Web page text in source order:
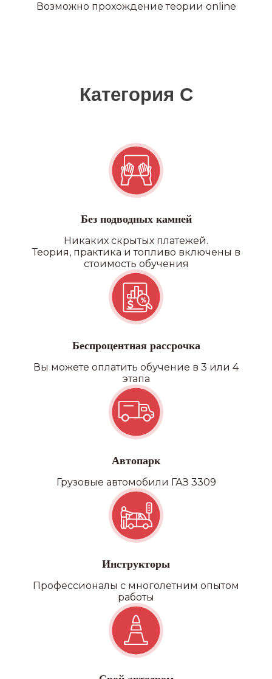
Возможно прохождение теории online
Без подводных камней
Никаких скрытых платежей.
Теория, практика и топливо включены в
стоимость обучения
Беспроцентная рассрочка
Вы можете оплатить обучение в 3 или 4
этапа
Автопарк
Грузовые автомобили ГАЗ 3309
Инструкторы
Профессионалы с многолетним опытом
работы
Квадроцикл/снегоход
филиалы